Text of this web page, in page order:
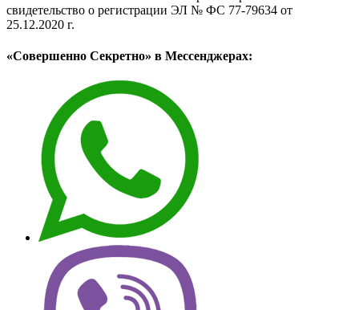
свидетельство о регистрации ЭЛ № ФС 77-79634 от
25.12.2020 г.
«Совершенно Секретно» в Мессенджерах: